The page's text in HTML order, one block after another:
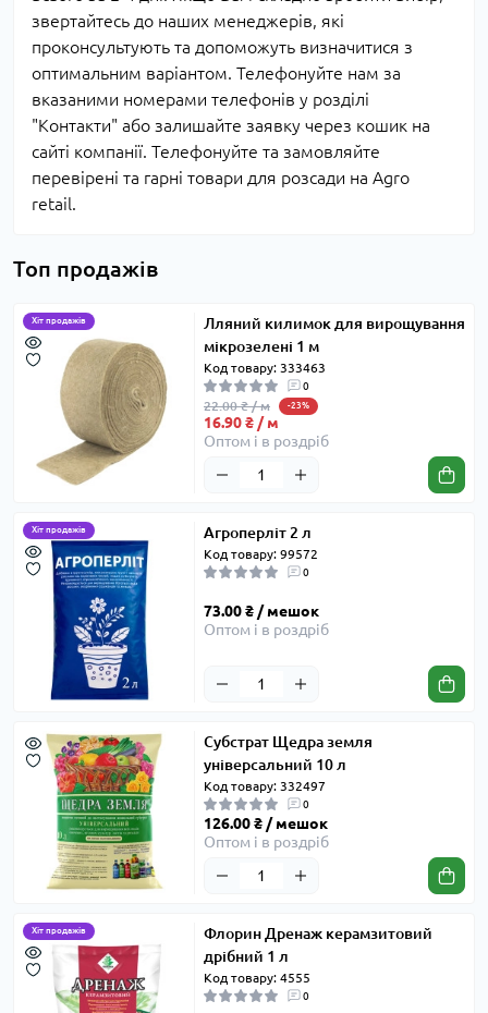
звертайтесь до наших менеджерів, які
проконсультують та допоможуть визначитися з
оптимальним варіантом. Телефонуйте нам за
вказаними номерами телефонів у розділі
"Контакти" або залишайте заявку через кошик на
сайті компанії. Телефонуйте та замовляйте
перевірені та гарні товари для розсади на Agro
retail.
Топ продажів
Хіт продажів
Лляний килимок для вирощування
мікрозелені 1 м
Код товару: 333463
0
22.00 ₴ / м -23%
16.90 ₴ / м
Оптом і в роздріб
Хіт продажів Агроперліт 2 л
Код товару: 99572
0
73.00 ₴ / мешок
Оптом і в роздріб
Субстрат Щедра земля
універсальний 10 л
Код товару: 332497
0
126.00 ₴ / мешок
Оптом і в роздріб
Хіт продажів
Флорин Дренаж керамзитовий
дрібний 1 л
Код товару: 4555
0